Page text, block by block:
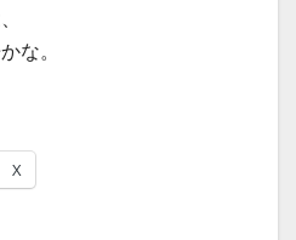
な。
X